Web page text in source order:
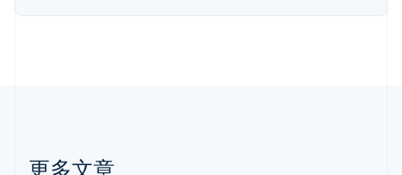
更多文章
English